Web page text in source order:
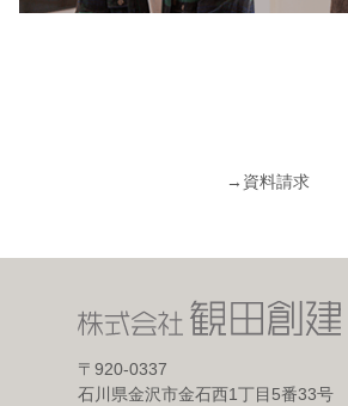
→ 資料請求
〒920-0337
石川県金沢市金石西1丁目5番33号